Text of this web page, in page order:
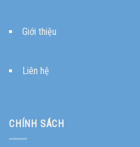
Giới thiệu
Liên hệ
CHÍNH SÁCH